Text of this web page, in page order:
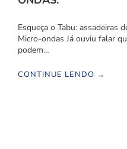
Esqueça o Tabu: assadeiras
Micro-ondas Já ouviu falar
podem…
CONTINUE LENDO →